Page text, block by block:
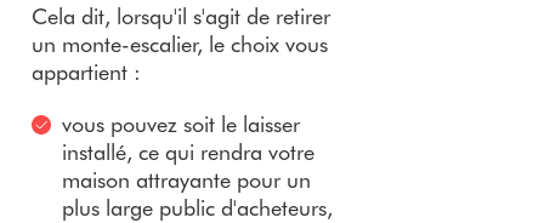
Cela dit, lorsqu'il s'agit de retirer
un monte-escalier, le choix vous
appartient :
vous pouvez soit le laisser
installé, ce qui rendra votre
maison attrayante pour un
plus large public d'acheteurs,